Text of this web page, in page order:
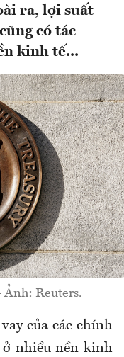
ra, lợi suất
có tác
kinh tế...
Ảnh: Reuters.
của các chính
nhiều nền kinh